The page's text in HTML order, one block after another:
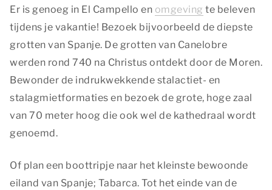
Er is genoeg in El Campello en omgeving te beleven
tijdens je vakantie! Bezoek bijvoorbeeld de diepste
grotten van Spanje. De grotten van Canelobre
werden rond 740 na Christus ontdekt door de Moren.
Bewonder de indrukwekkende stalactiet- en
stalagmietformaties en bezoek de grote, hoge zaal
van 70 meter hoog die ook wel de kathedraal wordt
genoemd.
Of plan een boottripje naar het kleinste bewoonde
eiland van Spanje; Tabarca. Tot het einde van de